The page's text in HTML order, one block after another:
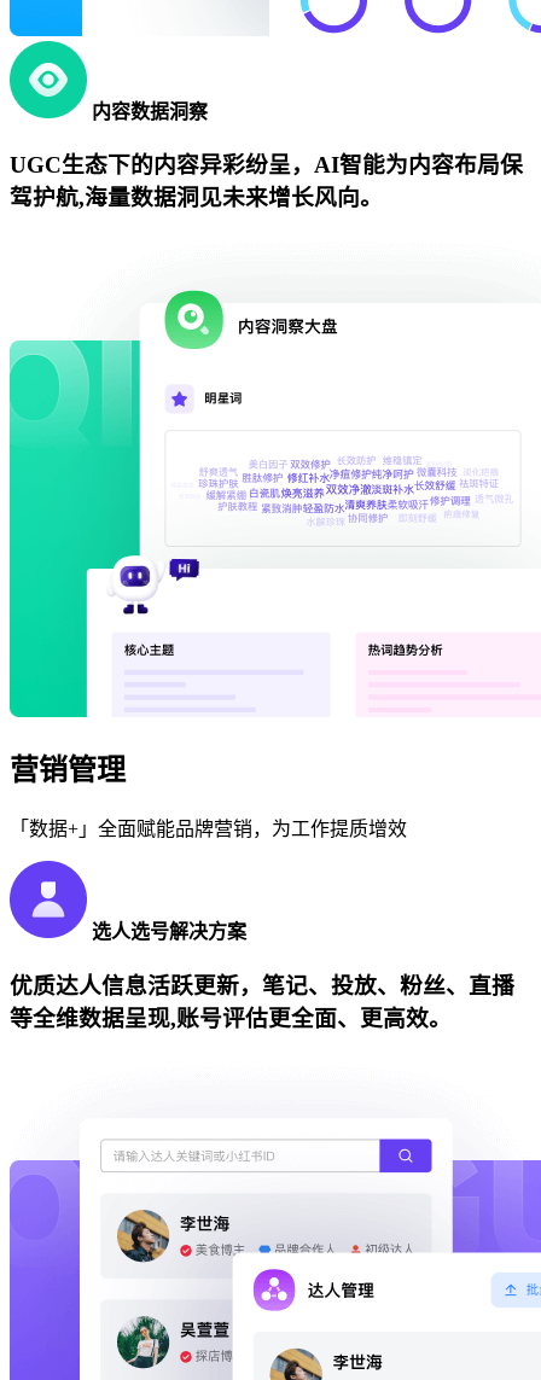
内容数据洞察
UGC生态下的内容异彩纷呈，AI智能为内容布局保
驾护航,海量数据洞见未来增长风向。
营销管理
「数据+」全面赋能品牌营销，为工作提质增效
选人选号解决方案
优质达人信息活跃更新，笔记、投放、粉丝、直播
等全维数据呈现,账号评估更全面、更高效。